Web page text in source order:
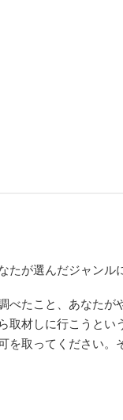
が選んだジャンル
たこと、あなた
材しに行こうと
取ってください